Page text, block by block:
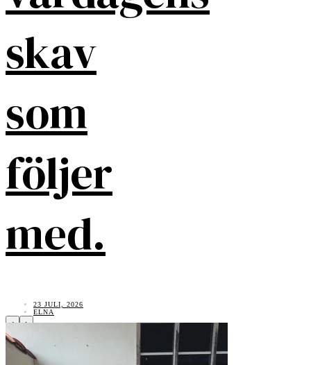
skav
som
följer
med.
23 JULI, 2026
ELNA
‹ ›